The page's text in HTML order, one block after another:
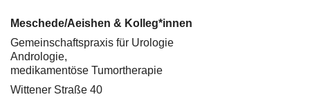
Meschede/Aeishen & Kolleg*innen
Gemeinschaftspraxis für Urologie
Andrologie,
medikamentöse Tumortherapie
Wittener Straße 40